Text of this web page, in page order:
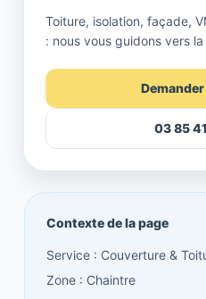
Toiture, isolation, façade,
: nous vous guidons vers
03 85
Contexte de la page
Service : Couverture &
Zone : Chaintre